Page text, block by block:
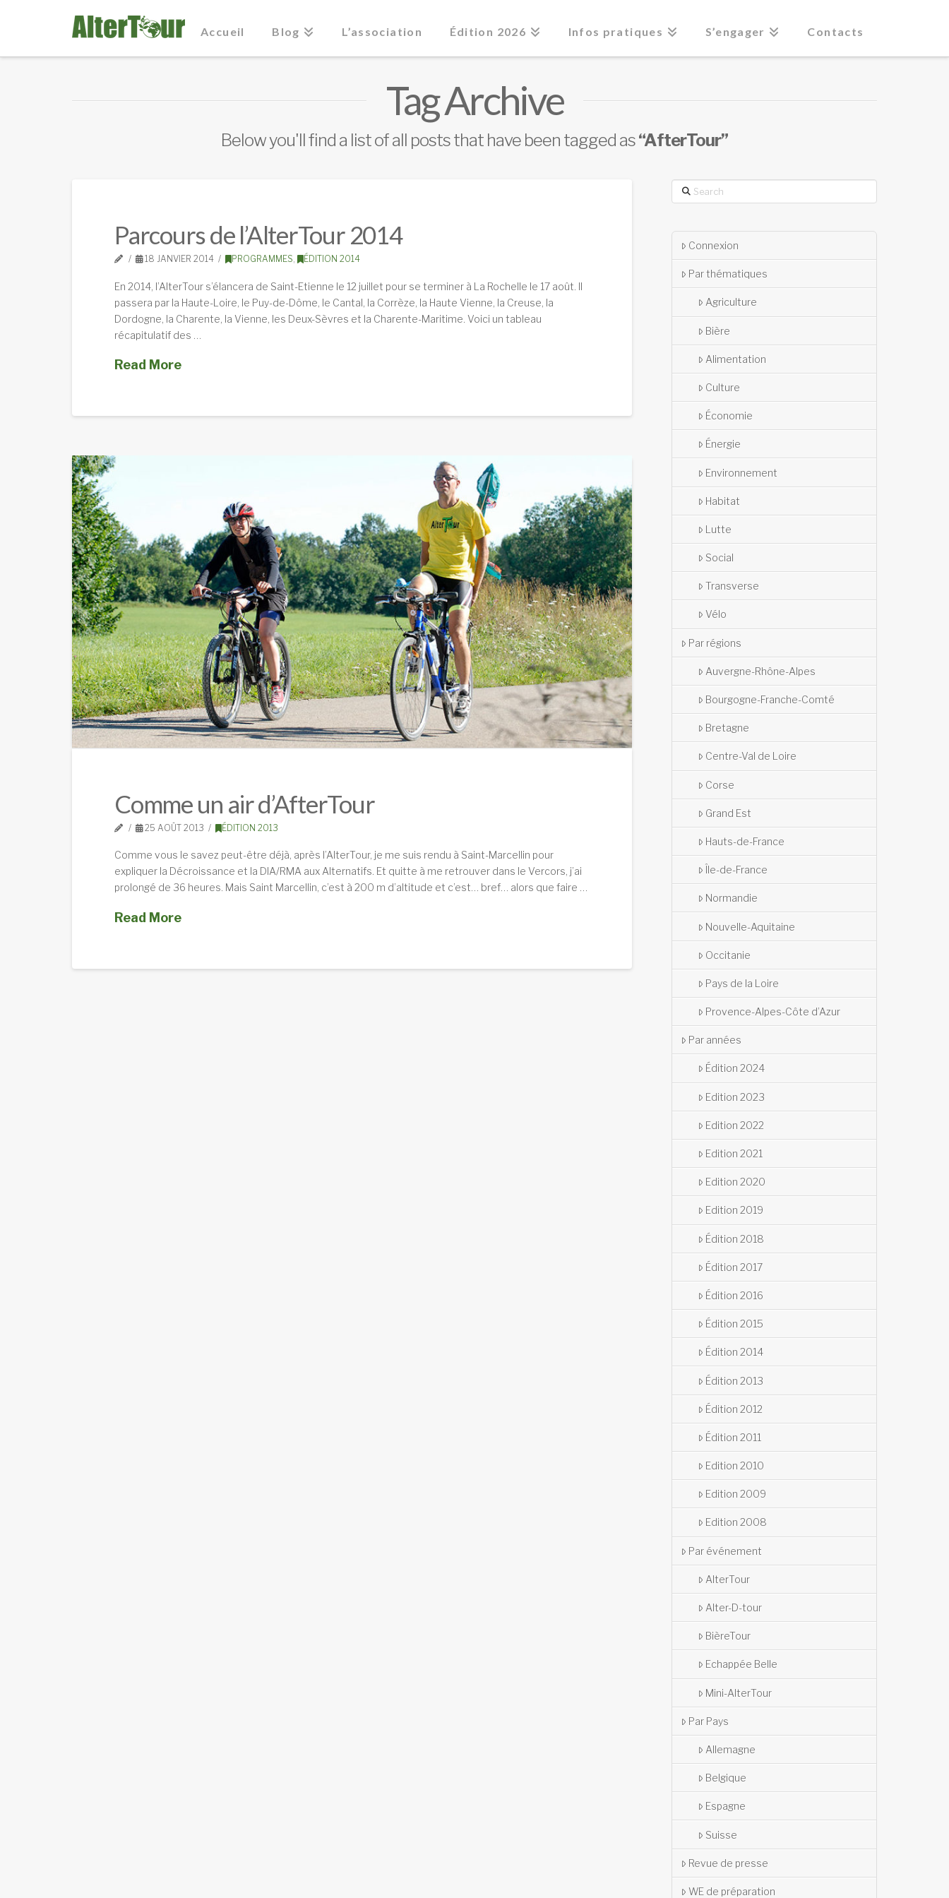
Accueil Blog L’association Édition 2026 Infos pratiques S’engager Contacts
Tag Archive
Below you'll find a list of all posts that have been tagged as“AfterTour”
Parcours de l’AlterTour 2014
18 JANVIER 2014 PROGRAMMES, ÉDITION 2014
En 2014, l’AlterTour s’élancera de Saint-Etienne le 12 juillet pour se terminer à La Rochelle le 17 août. Il
passera par la Haute-Loire, le Puy-de-Dôme, le Cantal, la Corrèze, la Haute Vienne, la Creuse, la
Dordogne, la Charente, la Vienne, les Deux-Sèvres et la Charente-Maritime. Voici un tableau
récapitulatif des …
Read More
Comme un air d’AfterTour
25 AOÛT 2013 ÉDITION 2013
Comme vous le savez peut-être déjà, après l’AlterTour, je me suis rendu à Saint-Marcellin pour
expliquer la Décroissance et la DIA/RMA aux Alternatifs. Et quitte à me retrouver dans le Vercors, j’ai
prolongé de 36 heures. Mais Saint Marcellin, c’est à 200 m d’altitude et c’est… bref… alors que faire …
Read More
Search
Connexion
Par thématiques
Agriculture
Bière
Alimentation
Culture
Économie
Énergie
Environnement
Habitat
Lutte
Social
Transverse
Vélo
Par régions
Auvergne-Rhône-Alpes
Bourgogne-Franche-Comté
Bretagne
Centre-Val de Loire
Corse
Grand Est
Hauts-de-France
Île-de-France
Normandie
Nouvelle-Aquitaine
Occitanie
Pays de la Loire
Provence-Alpes-Côte d’Azur
Par années
Édition 2024
Edition 2023
Edition 2022
Edition 2021
Edition 2020
Edition 2019
Édition 2018
Édition 2017
Édition 2016
Édition 2015
Édition 2014
Édition 2013
Édition 2012
Édition 2011
Edition 2010
Edition 2009
Edition 2008
Par événement
AlterTour
Alter-D-tour
BièreTour
Echappée Belle
Mini-AlterTour
Par Pays
Allemagne
Belgique
Espagne
Suisse
Revue de presse
WE de préparation